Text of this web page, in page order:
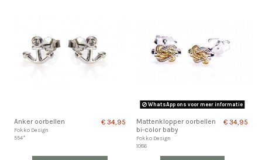
Anker oorbellen
Fokko Design
554*
€ 34,95
WhatsApp ons voor meer informatie
Mattenklopper oorbellen
bi-color baby
Fokko Design
1086
€ 34,95